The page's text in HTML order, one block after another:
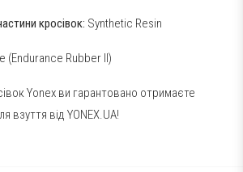
кросівок: Synthetic Resin
(Endurance Rubber ІІ)
Yonex ви гарантовано отримаєте
взуття від YONEX.UA!